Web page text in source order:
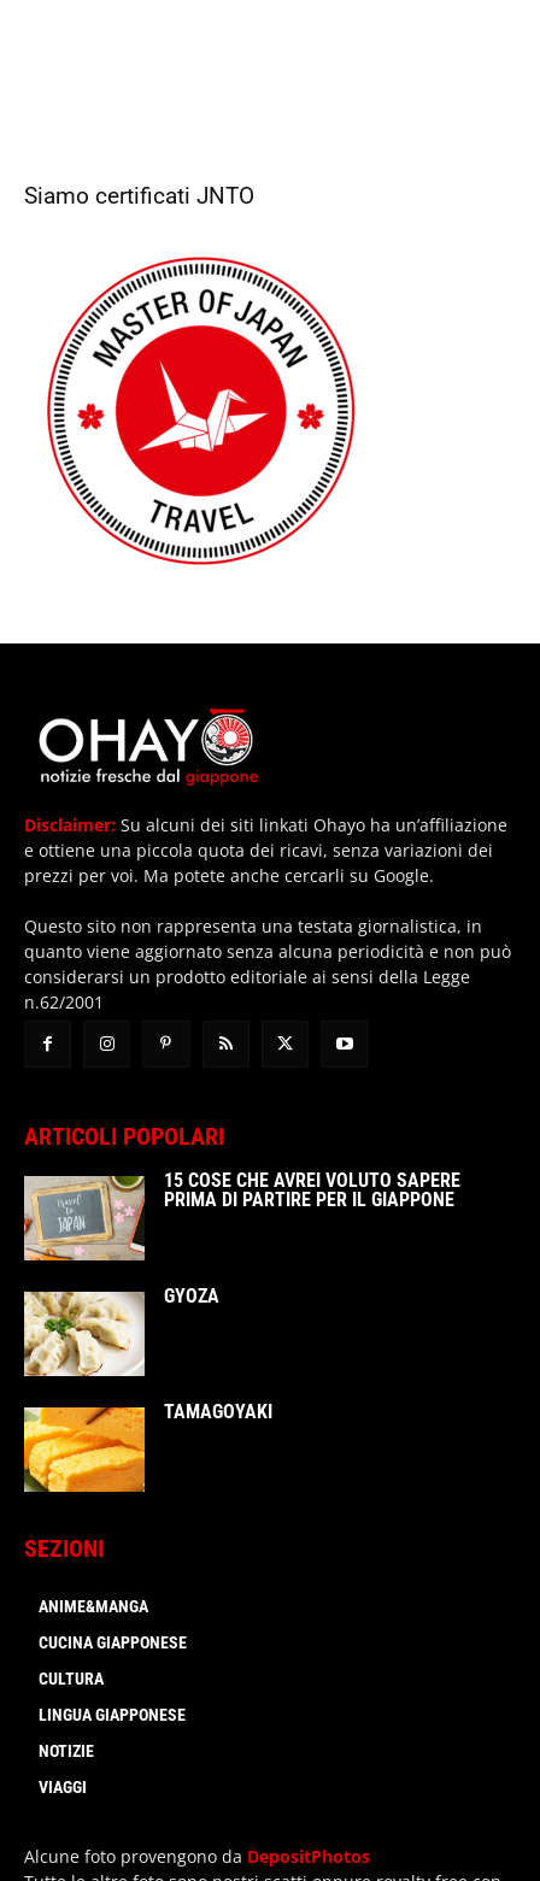
Siamo certificati JNTO
Disclaimer: Su alcuni dei siti linkati Ohayo ha un’affiliazione
e ottiene una piccola quota dei ricavi, senza variazioni dei
prezzi per voi. Ma potete anche cercarli su Google.
Questo sito non rappresenta una testata giornalistica, in
quanto viene aggiornato senza alcuna periodicità e non può
considerarsi un prodotto editoriale ai sensi della Legge
n.62/2001
ARTICOLI POPOLARI
15 COSE CHE AVREI VOLUTO SAPERE
PRIMA DI PARTIRE PER IL GIAPPONE
GYOZA
TAMAGOYAKI
SEZIONI
ANIME&MANGA
CUCINA GIAPPONESE
CULTURA
LINGUA GIAPPONESE
NOTIZIE
VIAGGI
Alcune foto provengono da DepositPhotos